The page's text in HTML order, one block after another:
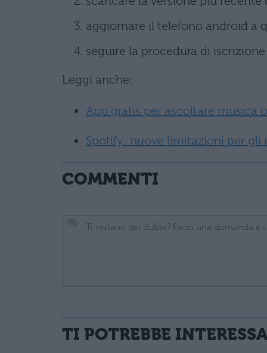
aggiornare il telefono android a
seguire la procedura di
Leggi anche:
App gratis per ascoltare musica
Spotify: nuove limitazioni per gli
COMMENTI
informativa privacy
. Pubblicando questo commento dai il consenso
TI POTREBBE